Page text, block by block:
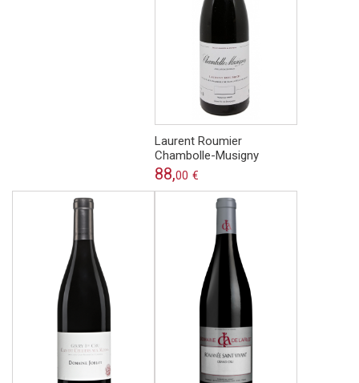
Laurent Roumier
Chambolle-Musigny
88,00 €